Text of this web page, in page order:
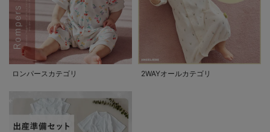
ロンパースカテゴリ 2WAYオールカテゴリ